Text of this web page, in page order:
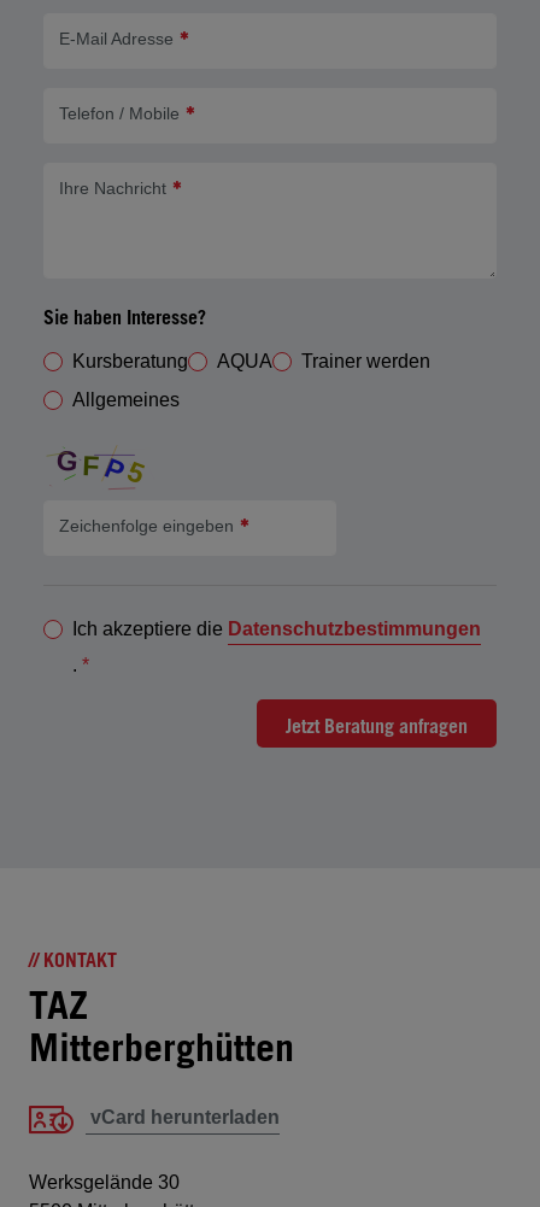
E-Mail Adresse
Telefon / Mobile
Ihre Nachricht
Sie haben Interesse?
Kursberatung AQUA
Trainer werden
Allgemeines
Zeichenfolge eingeben
Ich akzeptiere die Datenschutzbestimmungen
. *
Jetzt Beratung anfragen
// KONTAKT
TAZ
Mitterberghütten
vCard herunterladen
Werksgelände 30